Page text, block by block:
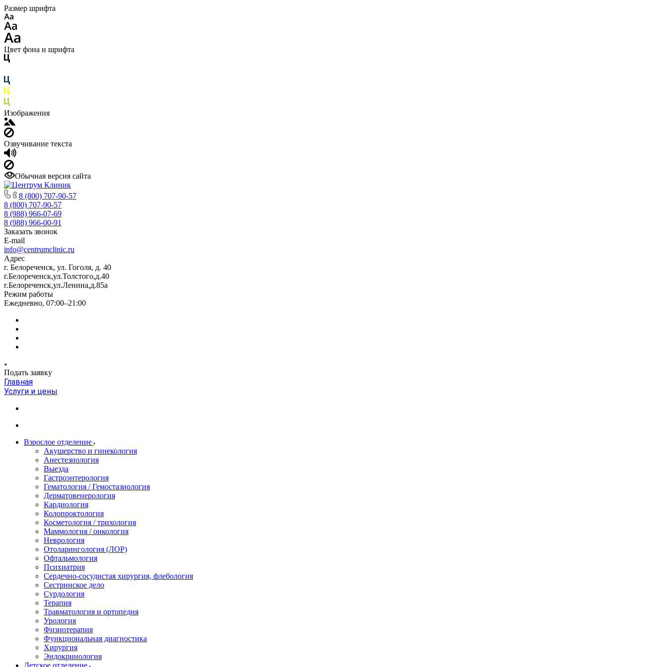
Размер шрифта
Цвет фона и шрифта
Изображения
Озвучивание текста
Обычная версия сайта
8 (800) 707-90-57
8 (800) 707-90-57
8 (988) 966-07-69
8 (988) 966-00-91
Заказать звонок
E-mail
info@centrumclinic.ru
Адрес
г. Белореченск, ул. Гоголя, д. 40
г.Белореченск,ул.Толстого,д.40
г.Белореченск,ул.Ленина,д.85а
Режим работы
Ежедневно, 07:00–21:00
Подать заявку
Главная
Услуги и цены
Взрослое отделение
Акушерство и гинекология
Анестезиология
Выезда
Гастроэнтерология
Гематология / Гемостазиология
Дерматовенерология
Кардиология
Колопроктология
Косметология / трихология
Маммология / онкология
Неврология
Отоларингология (ЛОР)
Офтальмология
Психиатрия
Сердечно-сосудистая хирургия, флебология
Сестринское дело
Сурдология
Терапия
Травматология и ортопедия
Урология
Физиотерапия
Функциональная диагностика
Хирургия
Эндокринология
Детское отделение